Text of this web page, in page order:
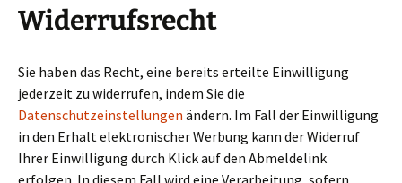
Widerrufsrecht
Sie haben das Recht, eine bereits erteilte Einwilligung
jederzeit zu widerrufen, indem Sie die
Datenschutzeinstellungen ändern. Im Fall der Einwilligung
in den Erhalt elektronischer Werbung kann der Widerruf
Ihrer Einwilligung durch Klick auf den Abmeldelink
erfolgen. In diesem Fall wird eine Verarbeitung, sofern